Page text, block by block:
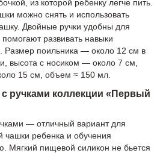
из которой ребенку легче пить.
можно снять и использовать
Двойные ручки удобны для
развивать навыки
Размер поильника — около 12 см в
высота с носиком — около 7 см,
15 см, объем ≈ 150 мл.
ручками коллекции «Первый
— отличный вариант для
чашки ребенка и обучения
Мягкий пищевой силикон не бьется